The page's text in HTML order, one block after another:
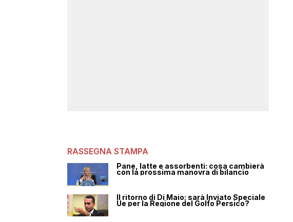
RASSEGNA STAMPA
Pane, latte e assorbenti: cosa cambierà
con la prossima manovra di bilancio
Il ritorno di Di Maio: sarà Inviato Speciale
Ue per la Regione del Golfo Persico?